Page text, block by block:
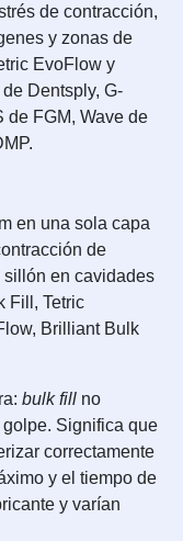
de contracción,
y zonas de
EvoFlow y
Dentsply, G-
de FGM, Wave de
en una sola capa
de
en cavidades
Fill, Tetric
Brilliant Bulk
bulk fill no
Significa que
correctamente
y el tiempo de
y varían